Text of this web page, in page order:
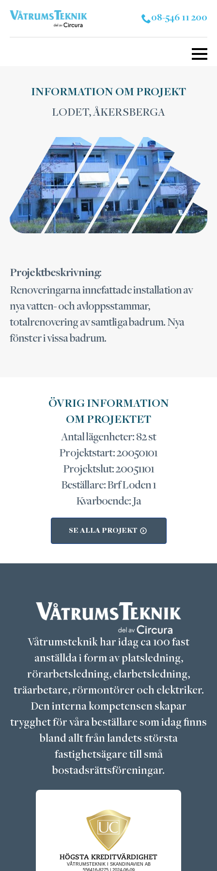
08-546 11 200
INFORMATION OM PROJEKT
LODET, ÅKERSBERGA
Projektbeskrivning:
Renoveringarna innefattade installation av
nya vatten- och avloppsstammar,
totalrenovering av samtliga badrum. Nya
fönster i vissa badrum.
ÖVRIG INFORMATION
OM PROJEKTET
Antal lägenheter: 82 st
Projektstart: 20050101
Projektslut: 20051101
Beställare: Brf Loden 1
Kvarboende: Ja
SE ALLA PROJEKT
Våtrumsteknik har idag ca 100 fast
anställda i form av platsledning,
rörarbetsledning, elarbetsledning,
träarbetare, rörmontörer och elektriker.
Den interna kompetensen skapar
trygghet för våra beställare som idag finns
bland allt från landets största
fastighetsägare till små
bostadsrättsföreningar.